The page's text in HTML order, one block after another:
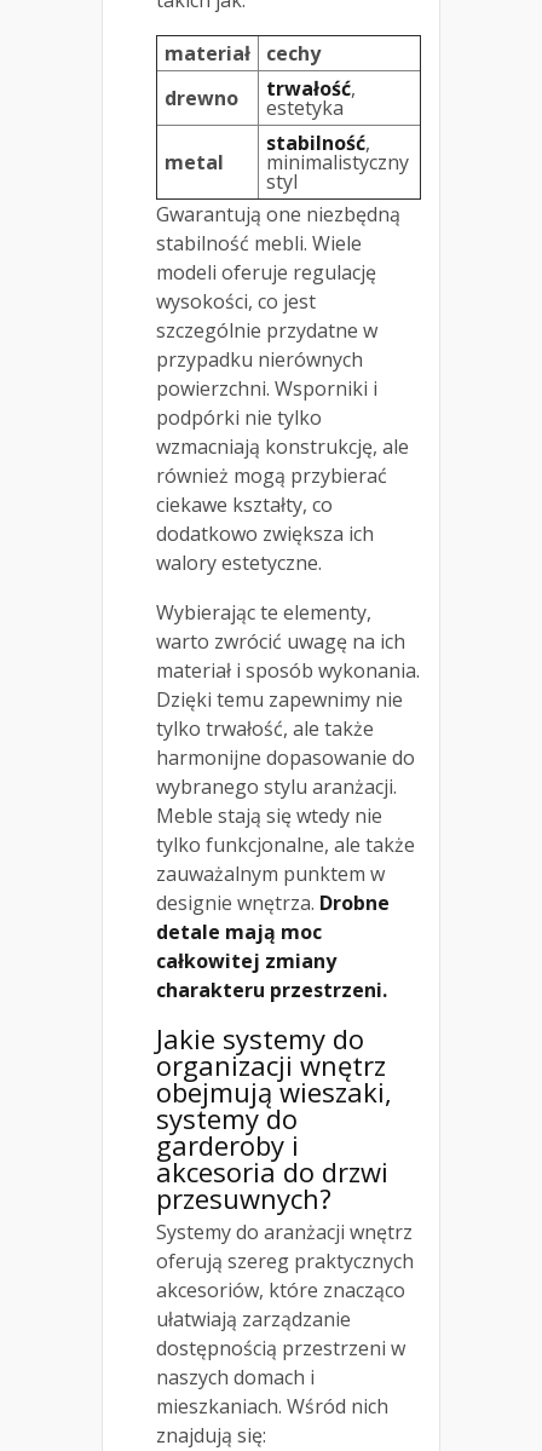
materiał
cechy
drewno
trwałość,
estetyka
metal
stabilność,
minimalistyczny
styl
Gwarantują one niezbędną
stabilność mebli. Wiele
modeli oferuje regulację
wysokości, co jest
szczególnie przydatne w
przypadku nierównych
powierzchni. Wsporniki i
podpórki nie tylko
wzmacniają konstrukcję, ale
również mogą przybierać
ciekawe kształty, co
dodatkowo zwiększa ich
walory estetyczne.
Wybierając te elementy,
warto zwrócić uwagę na ich
materiał i sposób wykonania.
Dzięki temu zapewnimy nie
tylko trwałość, ale także
harmonijne dopasowanie do
wybranego stylu aranżacji.
Meble stają się wtedy nie
tylko funkcjonalne, ale także
zauważalnym punktem w
designie wnętrza. Drobne
detale mają moc
całkowitej zmiany
charakteru przestrzeni.
Jakie systemy do
organizacji wnętrz
obejmują wieszaki,
systemy do
garderoby i
akcesoria do drzwi
przesuwnych?
Systemy do aranżacji wnętrz
oferują szereg praktycznych
akcesoriów, które znacząco
ułatwiają zarządzanie
dostępnością przestrzeni w
naszych domach i
mieszkaniach. Wśród nich
znajdują się: